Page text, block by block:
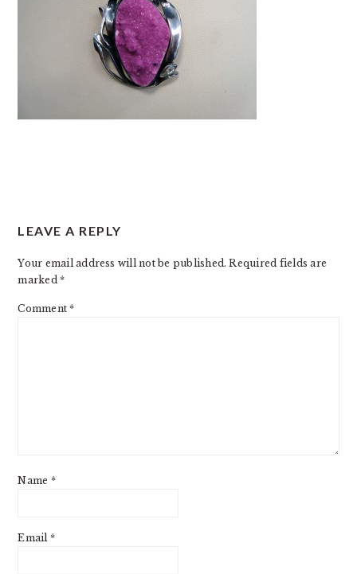
INTERACTIONS
LEAVE A REPLY
Your email address will not be published. Required fields are
marked*
Comment*
Name *
Email *